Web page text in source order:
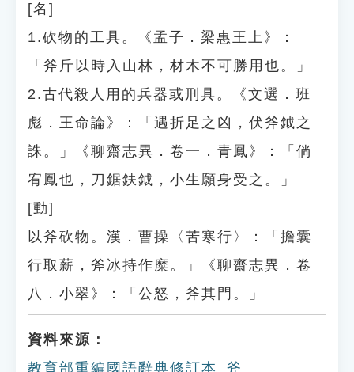
[名]
1.砍物的工具。《孟子．梁惠王上》：
「斧斤以時入山林，材木不可勝用也。」
2.古代殺人用的兵器或刑具。《文選．班
彪．王命論》：「遇折足之凶，伏斧鉞之
誅。」《聊齋志異．卷一．青鳳》：「倘
宥鳳也，刀鋸鈇鉞，小生願身受之。」
[動]
以斧砍物。漢．曹操〈苦寒行〉：「擔囊
行取薪，斧冰持作糜。」《聊齋志異．卷
八．小翠》：「公怒，斧其門。」
資料來源：
教育部重編國語辭典修訂本_斧